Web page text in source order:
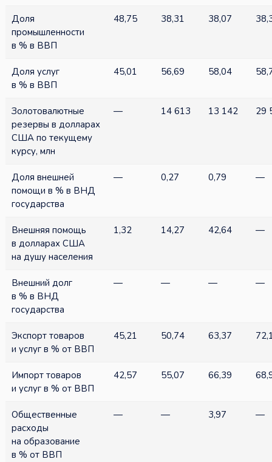
Доля
промышленности
в % в ВВП
48,75 38,31 38,07
Доля услуг
в % в ВВП
45,01 56,69 58,04
Золотовалютные
резервы в долларах
США по текущему
курсу, млн
— 14 613 13 142 29
Доля внешней
помощи в % в ВНД
государства
— 0,27 0,79 —
Внешняя помощь
в долларах США
на душу населения
1,32 14,27 42,64 —
Внешний долг
в % в ВНД
государства
— — — —
Экспорт товаров
и услуг в % от ВВП
45,21 50,74 63,37
Импорт товаров
и услуг в % от ВВП
42,57 55,07 66,39
Общественные
расходы
на образование
в % от ВВП
— — 3,97 —